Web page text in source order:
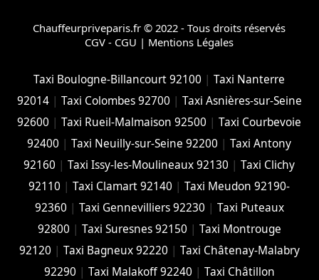
Chauffeurpriveparis.fr © 2022 - Tous droits réservés
CGV - CGU | Mentions Légales
Taxi Boulogne-Billancourt 92100 |Taxi Nanterre
92014| Taxi Colombes 92700 | Taxi Asnières-sur-Seine
92600 |Taxi Rueil-Malmaison 92500 |Taxi Courbevoie
92400 |Taxi Neuilly-sur-Seine 92200 |Taxi Antony
92160 |Taxi Issy-les-Moulineaux 92130 |Taxi Clichy
92110 |Taxi Clamart 92140 |Taxi Meudon 92190-
92360 | Taxi Gennevilliers 92230 | Taxi Puteaux
92800 | Taxi Suresnes 92150 | Taxi Montrouge
92120 | Taxi Bagneux 92220 | Taxi Châtenay-Malabry
92290 | Taxi Malakoff 92240 | Taxi Châtillon